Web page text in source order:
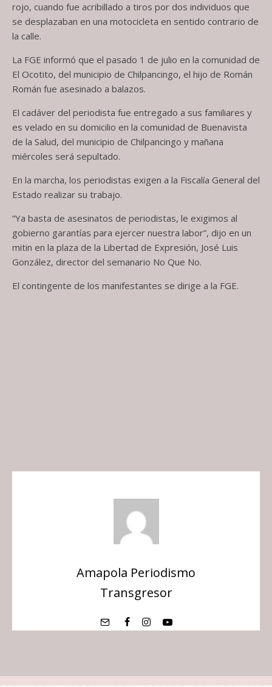
rojo, cuando fue acribillado a tiros por dos individuos que
se desplazaban en una motocicleta en sentido contrario de
la calle.
La FGE informó que el pasado 1 de julio en la comunidad de
El Ocotito, del municipio de Chilpancingo, el hijo de Román
Román fue asesinado a balazos.
El cadáver del periodista fue entregado a sus familiares y
es velado en su domicilio en la comunidad de Buenavista
de la Salud, del municipio de Chilpancingo y mañana
miércoles será sepultado.
En la marcha, los periodistas exigen a la Fiscalía General del
Estado realizar su trabajo.
“Ya basta de asesinatos de periodistas, le exigimos al
gobierno garantías para ejercer nuestra labor”, dijo en un
mitin en la plaza de la Libertad de Expresión, José Luis
González, director del semanario No Que No.
El contingente de los manifestantes se dirige a la FGE.
Amapola Periodismo
Transgresor